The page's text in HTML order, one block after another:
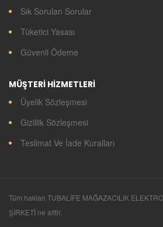
Sık Sorulan Sorular
Tüketici Yasası
Güvenli Ödeme
MÜŞTERİ HİZMETLERİ
Üyelik Sözleşmesi
Gizlilik Sözleşmesi
Teslimat Ve İade Kuralları
Tüm hakları TUBALİFE MAĞAZACILIK
ŞİRKETİ ne aittir.